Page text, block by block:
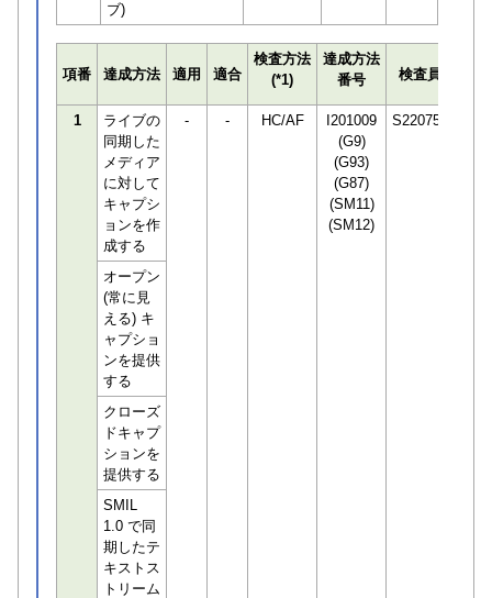
ブ)
項番 達成方法 適用 適合
検査方法
(*1)
達成方法
番号
検査員
1
ライブの
同期した
メディア
に対して
キャプシ
ョンを作
成する
- - HC/AF
I201009
(G9)
(G93)
(G87)
(SM11)
(SM12)
S220751
オープン
(常に見
える) キ
ャプショ
ンを提供
する
クローズ
ドキャプ
ションを
提供する
SMIL
1.0 で同
期したテ
キストス
トリーム